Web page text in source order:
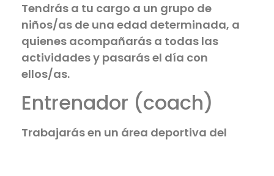
Tendrás a tu cargo a un grupo de
niños/as de una edad determinada, a
quienes acompañarás a todas las
actividades y pasarás el día con
ellos/as.
Entrenador (coach)
Trabajarás en un área deportiva del